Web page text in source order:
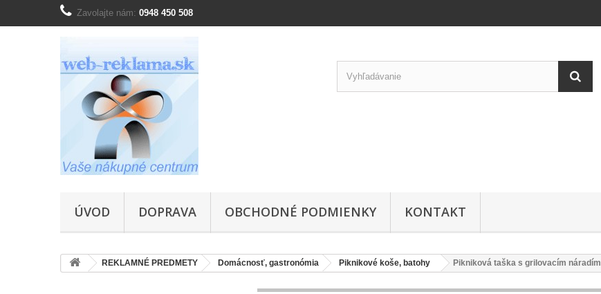
Zavolajte nám: 0948 450 508
ÚVOD DOPRAVA OBCHODNÉ PODMIENKY KONTAKT
REKLAMNÉ PREDMETY Domácnosť, gastronómia Piknikové koše, batohy Pikniková taška s grilovacím náradím